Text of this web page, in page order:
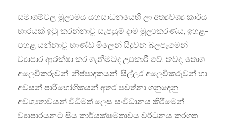
සමාගම්වල මූල්‍යමය යහසාධනයෙහි ලා අත්‍යවශ්‍ය කාර්ය
භාරයක් ඉටු කරන්නාවූ සැපයුම් දාම මූල්‍යකරණය, ඉහළ-
පහළ යන්නාවූ භාණ්ඩ මිලෙන් සිදුවන බලපෑමෙන්
ව්‍යාපාර ආරක්ෂා කර ගැනීමටද උපකාරී වේ. තවද, තොග
අලෙවිකරුවන්, නිෂ්පාදකයන්, සිල්ලර අලෙවිකරුවන් හා
අවසන් පාරිභෝගිකයන් අතර පවත්නා ගනුදෙනු
අවශ්‍යතාවයන් විධිමත් ලෙස සංවිධානය කිරීමෙන්
ව්‍යාපාරයනට සිය කාර්යක්ෂමතාවය වර්ධනය කරගත